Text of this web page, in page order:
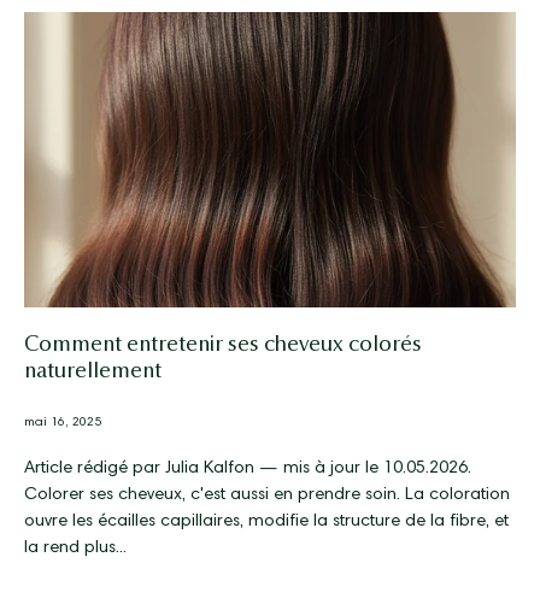
Comment entretenir ses cheveux colorés
naturellement
mai 16, 2025
Article rédigé par Julia Kalfon — mis à jour le 10.05.2026.
Colorer ses cheveux, c'est aussi en prendre soin. La coloration
ouvre les écailles capillaires, modifie la structure de la fibre, et
la rend plus...